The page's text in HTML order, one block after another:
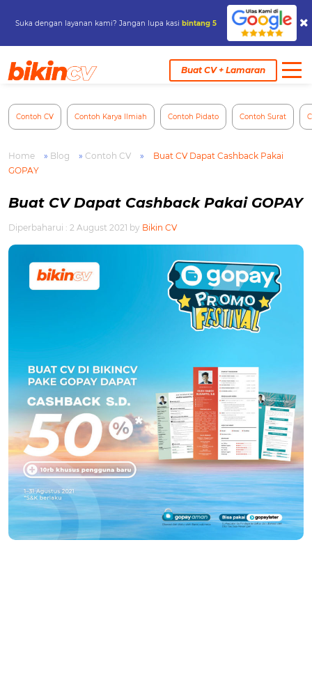
Suka dengan layanan kami? Jangan lupa kasi bintang 5
Buat CV + Lamaran
content
Contoh CV Contoh Karya Ilmiah Contoh Pidato Contoh Surat
Home » Blog » Contoh CV »
Buat CV Dapat Cashback Pakai
GOPAY
Buat CV Dapat Cashback Pakai GOPAY
Diperbaharui : 2 August 2021 by Bikin CV